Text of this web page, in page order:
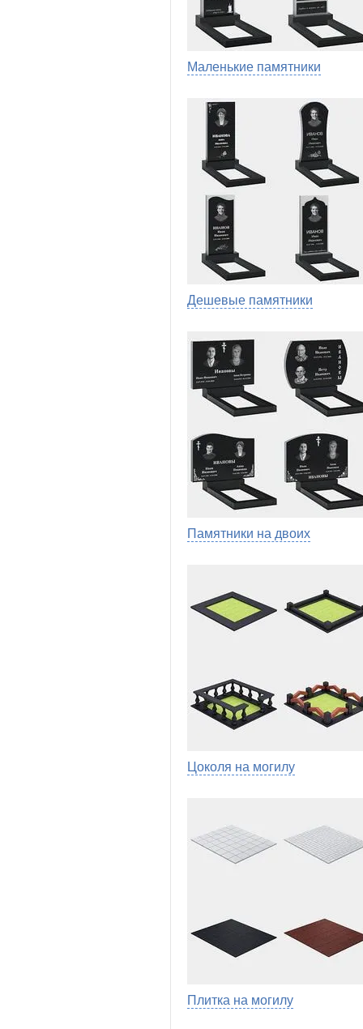
Маленькие памятники
Дешевые памятники
Памятники на двоих
Цоколя на могилу
Плитка на могилу